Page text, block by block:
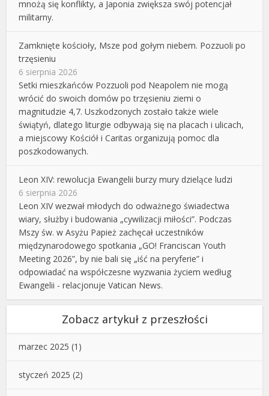
mnożą się konflikty, a Japonia zwiększa swój potencjał
militarny.
Zamknięte kościoły, Msze pod gołym niebem. Pozzuoli po
trzęsieniu
6 sierpnia 2026
Setki mieszkańców Pozzuoli pod Neapolem nie mogą
wrócić do swoich domów po trzęsieniu ziemi o
magnitudzie 4,7. Uszkodzonych zostało także wiele
świątyń, dlatego liturgie odbywają się na placach i ulicach,
a miejscowy Kościół i Caritas organizują pomoc dla
poszkodowanych.
Leon XIV: rewolucja Ewangelii burzy mury dzielące ludzi
6 sierpnia 2026
Leon XIV wezwał młodych do odważnego świadectwa
wiary, służby i budowania „cywilizacji miłości”. Podczas
Mszy św. w Asyżu Papież zachęcał uczestników
międzynarodowego spotkania „GO! Franciscan Youth
Meeting 2026”, by nie bali się „iść na peryferie” i
odpowiadać na współczesne wyzwania życiem według
Ewangelii - relacjonuje Vatican News.
Zobacz artykuł z przeszłości
marzec 2025 (1)
styczeń 2025 (2)